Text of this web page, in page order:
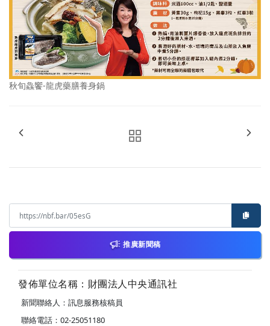
秋旬鱻饗-龍虎藥膳養身鍋
推廣新聞稿
發佈單位名稱：財團法人中央通訊社
新聞聯絡人：訊息服務核稿員
聯絡電話：02-25051180